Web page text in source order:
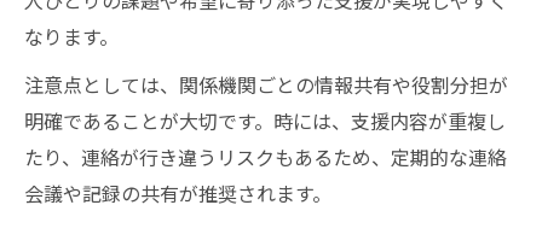
なります。
注意点としては、関係機関ごとの情報共有や役割分担が
明確であることが大切です。時には、支援内容が重複し
たり、連絡が行き違うリスクもあるため、定期的な連絡
会議や記録の共有が推奨されます。